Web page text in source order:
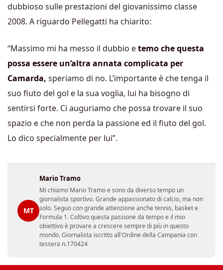
dubbioso sulle prestazioni del giovanissimo classe
2008. A riguardo Pellegatti ha chiarito:
“Massimo mi ha messo il dubbio etemo che questa
possa essere un’altra annata complicata per
Camarda, speriamo di no. L’importante è che tenga il
suo fiuto del gol e la sua voglia, lui ha bisogno di
sentirsi forte. Ci auguriamo che possa trovare il suo
spazio e che non perda la passione ed il fiuto del gol.
Lo dico specialmente per lui”.
MT
Mario Tramo
Mi chiamo Mario Tramo e sono da diverso tempo un
giornalista sportivo. Grande appassionato di calcio, ma non
solo. Seguo con grande attenzione anche tennis, basket e
Formula 1. Coltivo questa passione da tempo e il mio
obiettivo è provare a crescere sempre di più in questo
mondo. Giornalista iscritto all'Ordine della Campania con
tessera n.170424